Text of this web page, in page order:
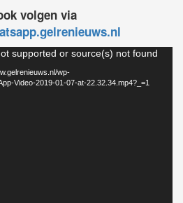
volgen via
supported or source(s) not found
wp-
Video-2019-01-07-at-22.32.34.mp4?_=1